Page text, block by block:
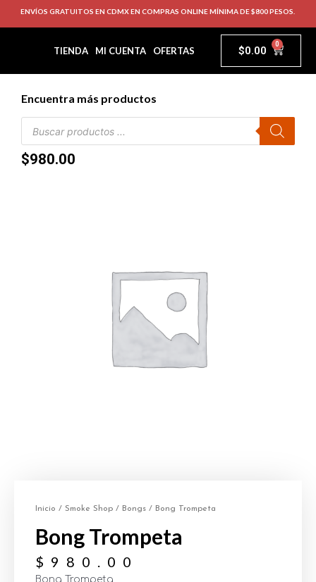
ENVÍOS GRATUITOS EN CDMX EN COMPRAS ONLINE MÍNIMA DE $800 PESOS.
TIENDA MI CUENTA OFERTAS $0.00 0
Encuentra más productos
$980.00
Inicio / Smoke Shop / Bongs / Bong Trompeta
Bong Trompeta
$ 980.00
Bong Trompeta